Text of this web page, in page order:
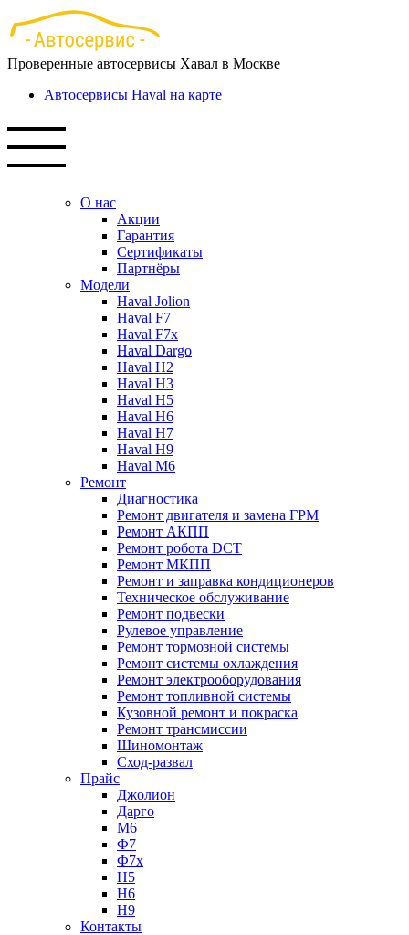
Перейти
к
основному
содержанию
Проверенные автосервисы Хавал в Москве
Автосервисы Haval на карте
О нас
Акции
Гарантия
Сертификаты
Партнёры
Модели
Haval Jolion
Haval F7
Haval F7x
Haval Dargo
Haval H2
Haval H3
Haval H5
Haval H6
Haval H7
Haval H9
Haval M6
Ремонт
Диагностика
Ремонт двигателя и замена ГРМ
Ремонт АКПП
Ремонт робота DCT
Ремонт МКПП
Ремонт и заправка кондиционеров
Техническое обслуживание
Ремонт подвески
Рулевое управление
Ремонт тормозной системы
Ремонт системы охлаждения
Ремонт электрооборудования
Ремонт топливной системы
Кузовной ремонт и покраска
Ремонт трансмиссии
Шиномонтаж
Сход-развал
Прайс
Джолион
Дарго
М6
Ф7
Ф7х
Н5
Н6
Н9
Контакты